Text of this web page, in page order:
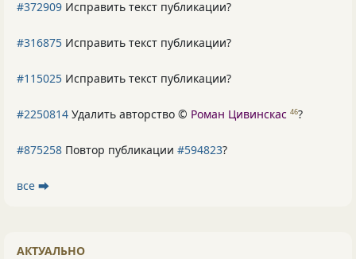
#372909 Исправить текст публикации?
#316875 Исправить текст публикации?
#115025 Исправить текст публикации?
#2250814 Удалить авторство © Роман Цивинскас 46?
#875258 Повтор публикации #594823?
все ⮕
АКТУАЛЬНО